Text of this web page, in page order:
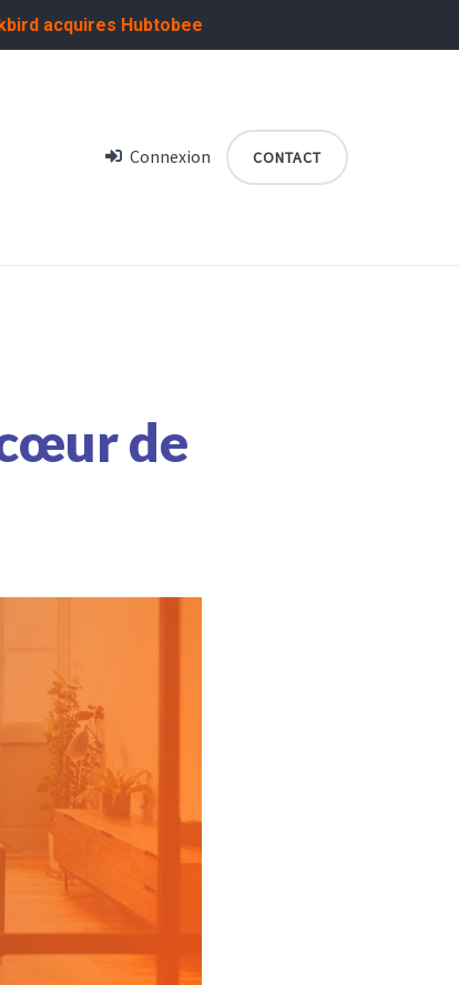
acquires Hubtobee
Connexion CONTACT
de